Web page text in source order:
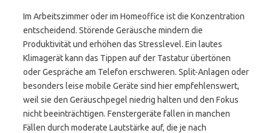
Im Arbeitszimmer oder im Homeoffice ist die Konzentration
entscheidend. Störende Geräusche mindern die
Produktivität und erhöhen das Stresslevel. Ein lautes
Klimagerät kann das Tippen auf der Tastatur übertönen
oder Gespräche am Telefon erschweren. Split-Anlagen oder
besonders leise mobile Geräte sind hier empfehlenswert,
weil sie den Geräuschpegel niedrig halten und den Fokus
nicht beeinträchtigen. Fenstergeräte fallen in manchen
Fällen durch moderate Lautstärke auf, die je nach